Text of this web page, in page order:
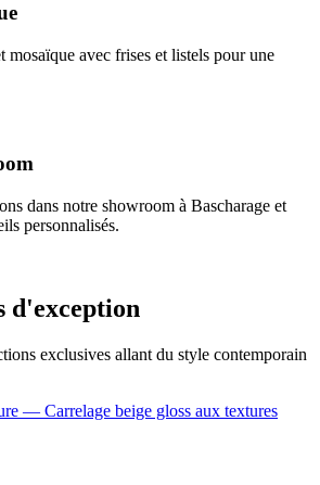
mosaïque avec frises et listels pour une
dans notre showroom à Bascharage et
personnalisés.
d'exception
exclusives allant du style contemporain